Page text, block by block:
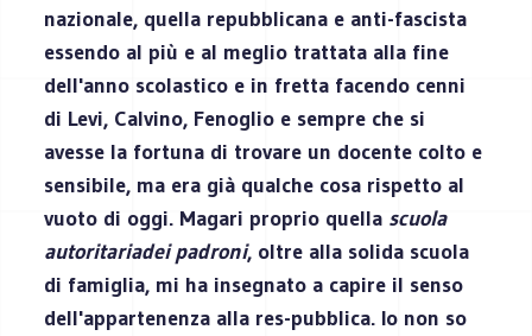
nazionale, quella repubblicana e anti-fascista
essendo al più e al meglio trattata alla fine
dell'anno scolastico e in fretta facendo cenni
di Levi, Calvino, Fenoglio e sempre che si
avesse la fortuna di trovare un docente colto e
sensibile, ma era già qualche cosa rispetto al
vuoto di oggi. Magari proprio quella scuola
autoritariadei padroni, oltre alla solida scuola
di famiglia, mi ha insegnato a capire il senso
dell'appartenenza alla res-pubblica. Io non so